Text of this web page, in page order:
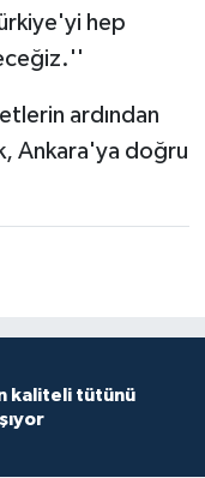
hep
ardından
Ankara'ya doğru
kaliteli tütünü